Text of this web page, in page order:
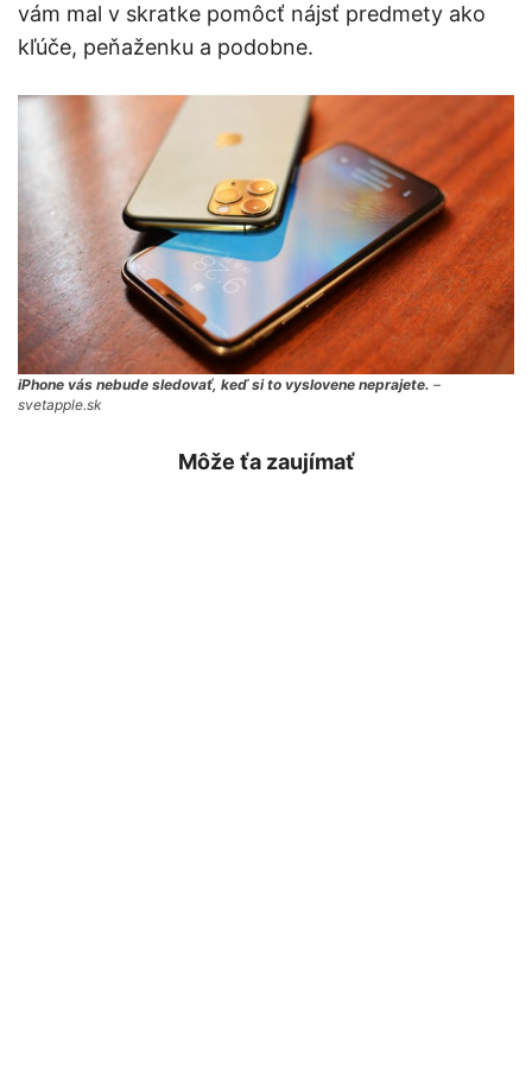
vám mal v skratke pomôcť nájsť predmety ako
kľúče, peňaženku a podobne.
iPhone vás nebude sledovať, keď si to vyslovene neprajete. –
svetapple.sk
Môže ťa zaujímať